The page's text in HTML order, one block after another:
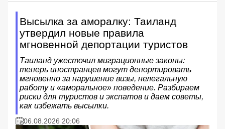
Высылка за аморалку: Таиланд
утвердил новые правила
мгновенной депортации туристов
Таиланд ужесточил миграционные законы:
теперь иностранцев могут депортировать
мгновенно за нарушение визы, нелегальную
работу и «аморальное» поведение. Разбираем
риски для туристов и экспатов и даем советы,
как избежать высылки.
06.08.2026 20:06